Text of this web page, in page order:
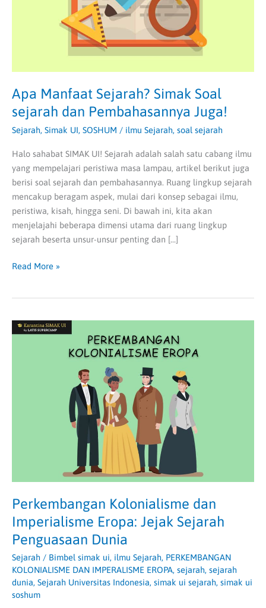
Apa Manfaat Sejarah? Simak Soal
sejarah dan Pembahasannya Juga!
Sejarah, Simak UI, SOSHUM / ilmu Sejarah, soal sejarah
Halo sahabat SIMAK UI! Sejarah adalah salah satu cabang ilmu
yang mempelajari peristiwa masa lampau, artikel berikut juga
berisi soal sejarah dan pembahasannya. Ruang lingkup sejarah
mencakup beragam aspek, mulai dari konsep sebagai ilmu,
peristiwa, kisah, hingga seni. Di bawah ini, kita akan
menjelajahi beberapa dimensi utama dari ruang lingkup
sejarah beserta unsur-unsur penting dan […]
Pembahasannya
Read More »
Perkembangan Kolonialisme dan
Imperialisme Eropa: Jejak Sejarah
Penguasaan Dunia
Sejarah / Bimbel simak ui, ilmu Sejarah, PERKEMBANGAN
KOLONIALISME DAN IMPERALISME EROPA, sejarah, sejarah
dunia, Sejarah Universitas Indonesia, simak ui sejarah, simak ui
soshum
Perkembangan